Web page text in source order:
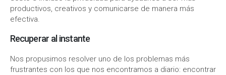
productivos, creativos y comunicarse de manera más
efectiva.
Recuperar al instante
Nos propusimos resolver uno de los problemas más
frustrantes con los que nos encontramos a diario: encontrar